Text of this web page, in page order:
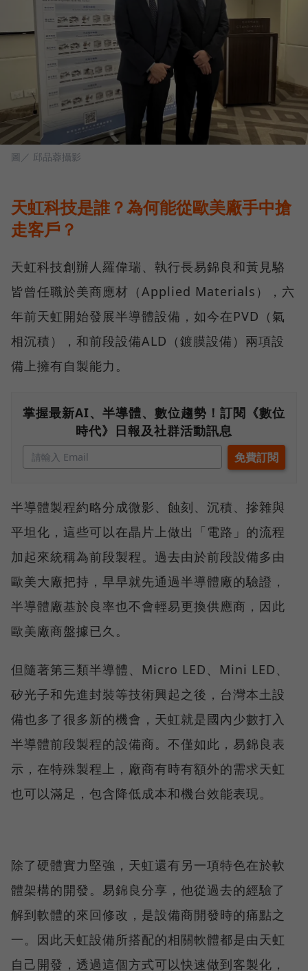
圖／ 邱品蓉攝影
天虹科技是誰？為何能從歐美廠手中搶
走客戶？
天虹科技創辦人羅偉瑞、執行長易錦良和黃見駱
皆曾任職於美商應材（Applied Materials），六
年前天虹開始發展半導體設備，如今在PVD（氣
相沉積），和前段設備ALD（鍍膜設備）兩項設
備上擁有自製能力。
掌握最新AI、半導體、數位趨勢！訂閱《數位
時代》日報及社群活動訊息
半導體製程約略分成微影、蝕刻、沉積、摻雜與
平坦化，這些可以在晶片上做出「電路」的流程
加起來統稱為前段製程。過去由於前段設備多由
歐美大廠把持，早早就先通過半導體廠的驗證，
半導體廠基於良率也不會輕易更換供應商，因此
歐美廠商盤據已久。
但隨著第三類半導體、Micro LED、Mini LED、
矽光子和先進封裝等技術興起之後，台灣本土設
備也多了很多新的機會，天虹就是國內少數打入
半導體前段製程的設備商。不僅如此，易錦良表
示，在特殊製程上，廠商有時有額外的需求天虹
也可以滿足，包含降低成本和機台效能表現。
除了硬體實力堅強，天虹還有另一項特色在於軟
體架構的開發。易錦良分享，他從過去的經驗了
解到軟體的來回修改，是設備商開發時的痛點之
一。因此天虹設備所搭配的相關軟體都是由天虹
自己開發，透過這個方式可以快速做到客製化，